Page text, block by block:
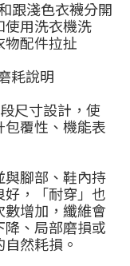
跟淺色衣襪分開
使用洗衣機洗
配件拉扯
耗說明
尺寸設計，使
覆性、機能表
腳部、鞋內持
，「耐穿」也
增加，纖維會
、局部磨損或
然耗損。